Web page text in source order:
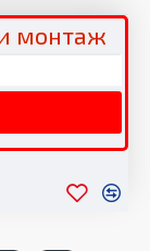
монтаж